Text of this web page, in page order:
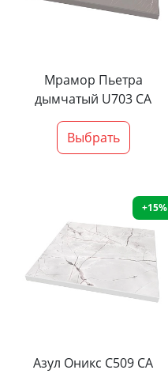
Мрамор Пьетра
дымчатый U703 CA
Выбрать
+15%
Азул Оникс С509 СА